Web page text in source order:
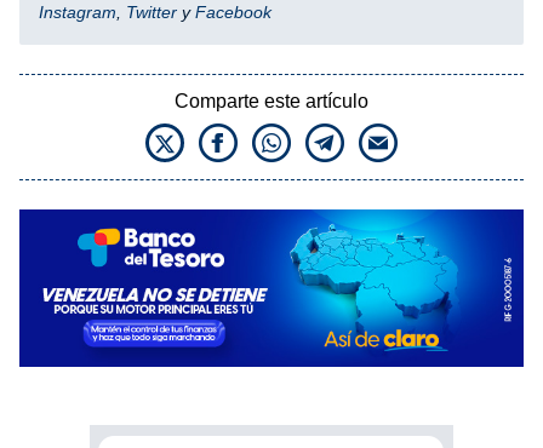
Instagram
Twitter yFacebook
Comparte este artículo